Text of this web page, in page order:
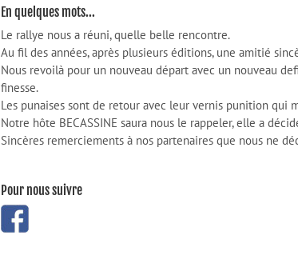
En quelques mots...
Le rallye nous a réuni, quelle belle rencontre.
Au fil des années, après plusieurs éditions, une amitié
Nous revoilà pour un nouveau départ avec un nouveau
finesse.
Les punaises sont de retour avec leur vernis punition qui
Notre hôte BECASSINE saura nous le rappeler, elle a
Sincères remerciements à nos partenaires que nous ne
Pour nous suivre